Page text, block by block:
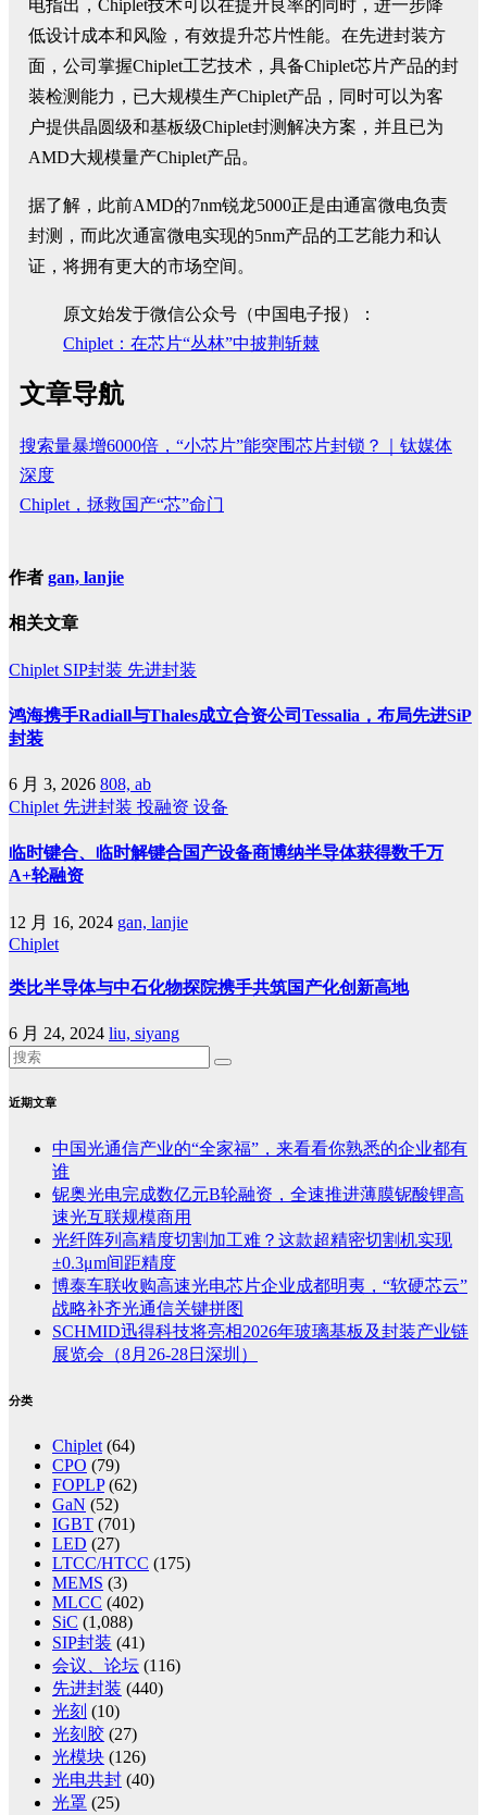
电指出，Chiplet技术可以在提升良率的同时，进一步降
低设计成本和风险，有效提升芯片性能。在先进封装方
面，公司掌握Chiplet工艺技术，具备Chiplet芯片产品的封
装检测能力，已大规模生产Chiplet产品，同时可以为客
户提供晶圆级和基板级Chiplet封测解决方案，并且已为
AMD大规模量产Chiplet产品。
据了解，此前AMD的7nm锐龙5000正是由通富微电负责
封测，而此次通富微电实现的5nm产品的工艺能力和认
证，将拥有更大的市场空间。
原文始发于微信公众号（中国电子报）：
Chiplet：在芯片“丛林”中披荆斩棘
文章导航
搜索量暴增6000倍，“小芯片”能突围芯片封锁？｜钛媒体
深度
Chiplet，拯救国产“芯”命门
作者 gan, lanjie
相关文章
Chiplet SIP封装 先进封装
鸿海携手Radiall与Thales成立合资公司Tessalia，布局先进SiP
封装
6 月 3, 2026 808, ab
Chiplet 先进封装 投融资 设备
临时键合、临时解键合国产设备商博纳半导体获得数千万
A+轮融资
12 月 16, 2024 gan, lanjie
Chiplet
类比半导体与中石化物探院携手共筑国产化创新高地
6 月 24, 2024 liu, siyang
近期文章
中国光通信产业的“全家福”，来看看你熟悉的企业都有
谁
铌奥光电完成数亿元B轮融资，全速推进薄膜铌酸锂高
速光互联规模商用
光纤阵列高精度切割加工难？这款超精密切割机实现
±0.3μm间距精度
博泰车联收购高速光电芯片企业成都明夷，“软硬芯云”
战略补齐光通信关键拼图
SCHMID迅得科技将亮相2026年玻璃基板及封装产业链
展览会（8月26-28日深圳）
分类
Chiplet (64)
CPO (79)
FOPLP(62)
GaN (52)
IGBT (701)
LED (27)
LTCC/HTCC (175)
MEMS (3)
MLCC (402)
SiC (1,088)
SIP封装 (41)
会议、论坛 (116)
先进封装 (440)
光刻 (10)
光刻胶 (27)
光模块 (126)
光电共封 (40)
光罩 (25)